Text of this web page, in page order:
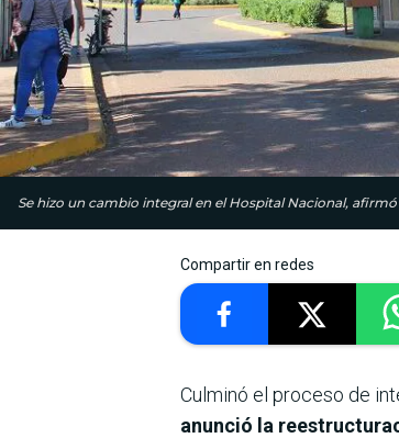
Se hizo un cambio integral en el Hospital Nacional,
Compartir en redes
Culminó el proceso de
anunció la